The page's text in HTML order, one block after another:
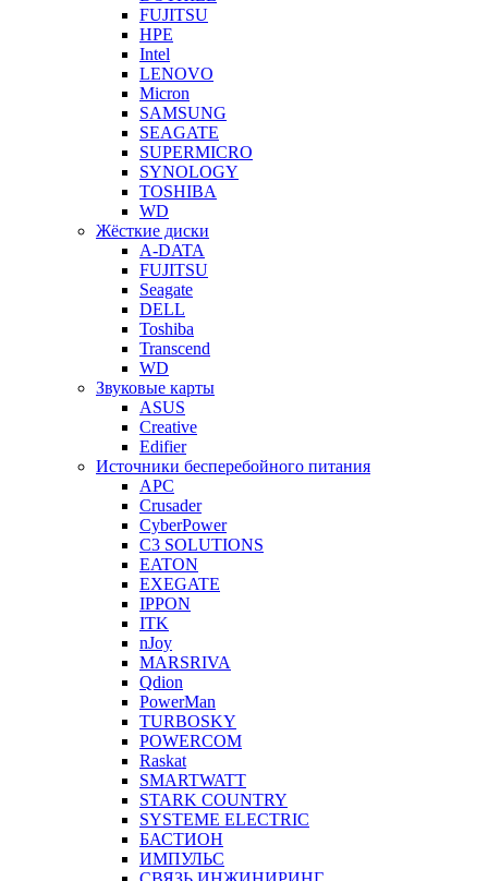
FUJITSU
HPE
Intel
LENOVO
Micron
SAMSUNG
SEAGATE
SUPERMICRO
SYNOLOGY
TOSHIBA
WD
Жёсткие диски
A-DATA
FUJITSU
Seagate
DELL
Toshiba
Transcend
WD
Звуковые карты
ASUS
Creative
Edifier
Источники бесперебойного питания
APC
Crusader
CyberPower
C3 SOLUTIONS
EATON
EXEGATE
IPPON
ITK
nJoy
MARSRIVA
Qdion
PowerMan
TURBOSKY
POWERCOM
Raskat
SMARTWATT
STARK COUNTRY
SYSTEME ELECTRIC
БАСТИОН
ИМПУЛЬС